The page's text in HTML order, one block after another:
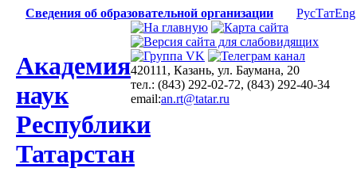
Сведения об образовательной организации РусТатEng
Академия
наук
Республики
Татарстан
420111, Казань, ул. Баумана, 20
тел.: (843) 292-02-72, (843) 292-40-34
email:an.rt@tatar.ru